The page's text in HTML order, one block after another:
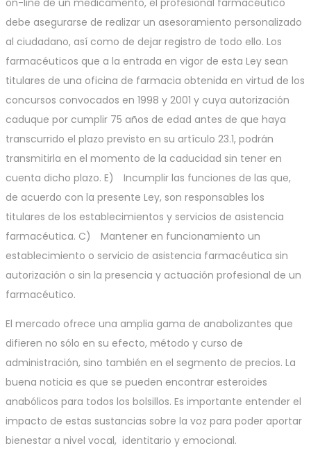
on-line de un medicamento, el profesional farmacéutico
debe asegurarse de realizar un asesoramiento personalizado
al ciudadano, así como de dejar registro de todo ello. Los
farmacéuticos que a la entrada en vigor de esta Ley sean
titulares de una oficina de farmacia obtenida en virtud de los
concursos convocados en 1998 y 2001 y cuya autorización
caduque por cumplir 75 años de edad antes de que haya
transcurrido el plazo previsto en su artículo 23.1, podrán
transmitirla en el momento de la caducidad sin tener en
cuenta dicho plazo. E) Incumplir las funciones de las que,
de acuerdo con la presente Ley, son responsables los
titulares de los establecimientos y servicios de asistencia
farmacéutica. C) Mantener en funcionamiento un
establecimiento o servicio de asistencia farmacéutica sin
autorización o sin la presencia y actuación profesional de un
farmacéutico.
El mercado ofrece una amplia gama de anabolizantes que
difieren no sólo en su efecto, método y curso de
administración, sino también en el segmento de precios. La
buena noticia es que se pueden encontrar esteroides
anabólicos para todos los bolsillos. Es importante entender el
impacto de estas sustancias sobre la voz para poder aportar
bienestar a nivel vocal, identitario y emocional.